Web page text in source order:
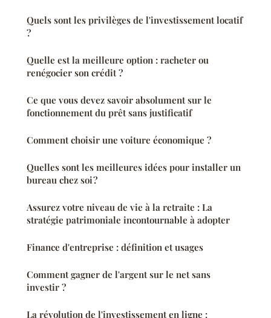
Quels sont les privilèges de l'investissement locatif
?
Quelle est la meilleure option : racheter ou
renégocier son crédit ?
Ce que vous devez savoir absolument sur le
fonctionnement du prêt sans justificatif
Comment choisir une voiture économique ?
Quelles sont les meilleures idées pour installer un
bureau chez soi ?
Assurez votre niveau de vie à la retraite : La
stratégie patrimoniale incontournable à adopter
Finance d'entreprise : définition et usages
Comment gagner de l'argent sur le net sans
investir ?
La révolution de l'investissement en ligne :